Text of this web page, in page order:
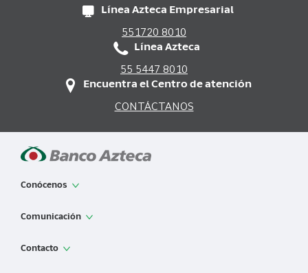
Línea Azteca Empresarial
551720 8010
Línea Azteca
55 5447 8010
Encuentra el Centro de atención
CONTÁCTANOS
Conócenos
App de Banco Azteca
Grupo Salinas
Comunicación
Noticias
Contacto